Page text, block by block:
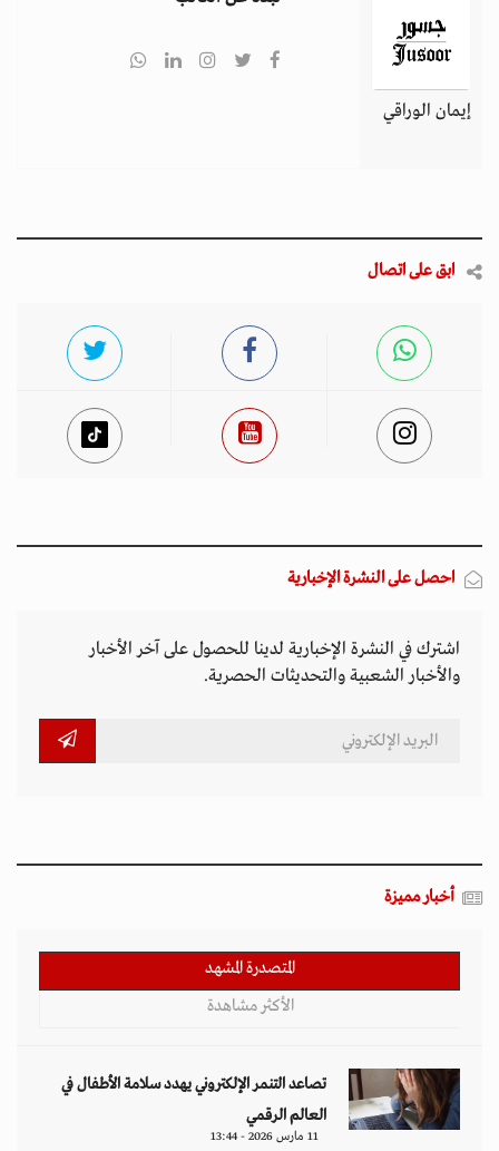
إيمان الوراقي
ابق على اتصال
احصل على النشرة الإخبارية
اشترك في النشرة الإخبارية لدينا للحصول على آخر الأخبار
والأخبار الشعبية والتحديثات الحصرية.
أخبار مميزة
المتصدرة المشهد
الأكثر مشاهدة
تصاعد التنمر الإلكتروني يهدد سلامة الأطفال في
العالم الرقمي
11 مارس 2026 - 13:44